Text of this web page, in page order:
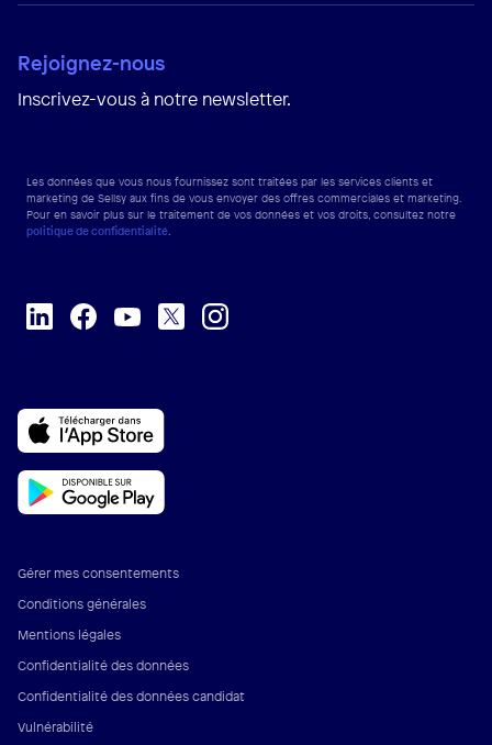
Rejoignez-nous
Inscrivez-vous à notre newsletter.
Les données que vous nous fournissez sont traitées par les services clients et
marketing de Sellsy aux fins de vous envoyer des offres commerciales et marketing.
Pour en savoir plus sur le traitement de vos données et vos droits, consultez notre
politique de confidentialité.
Gérer mes consentements
Conditions générales
Mentions légales
Confidentialité des données
Confidentialité des données candidat
Vulnérabilité